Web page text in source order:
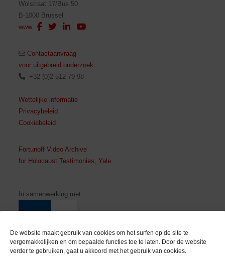
De website maakt gebruik van cookies om het surfen op de site te
vergemakkelijken en om bepaalde functies toe te laten. Door de website
verder te gebruiken, gaat u akkoord met het gebruik van cookies.
Wolstraat 17/Bus 50
B-1000 Brussel
www
Contactaanvraag
voor uitgebreid onderzoek
+32 (0)2 512 79 98
Wettelijke informatie
Privacybeleid
Cookiebeleid
Fortunoff Video Archive
for Holocaust Testimonies, Yale
In samenwerking met